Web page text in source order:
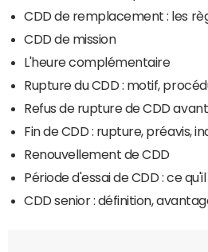
CDD de remplacement : les
CDD de mission
L'heure complémentaire
Rupture du CDD : motif,
Refus de rupture de CDD
Fin de CDD : rupture, préavis,
Renouvellement de CDD
Période d'essai de CDD : ce
CDD senior : définition,